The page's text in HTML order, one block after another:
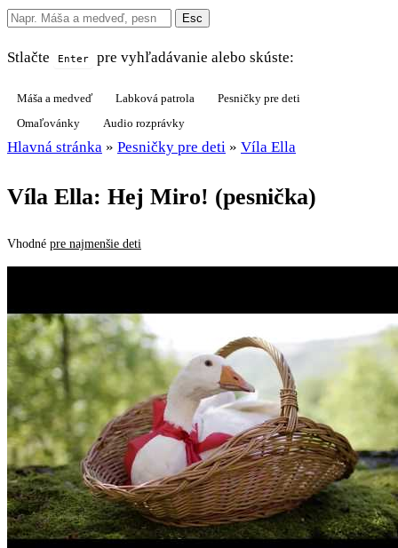
Esc
Stlačte Enter pre vyhľadávanie alebo skúste:
Máša a medveď Labková patrola
Pesničky pre deti
Omaľovánky
Audio rozprávky
Hlavná stránka » Pesničky pre deti » Víla Ella
Víla Ella: Hej Miro! (pesnička)
Vhodné pre najmenšie deti